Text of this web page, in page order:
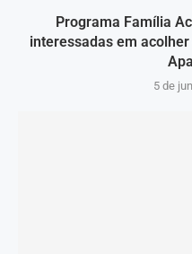
Programa Família
interessadas em
5 de